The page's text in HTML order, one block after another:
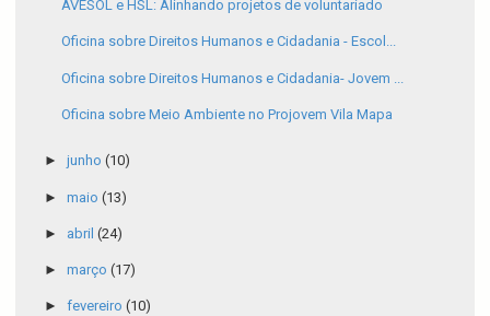
AVESOL e HSL: Alinhando projetos de voluntariado
Oficina sobre Direitos Humanos e Cidadania - Escol...
Oficina sobre Direitos Humanos e Cidadania- Jovem ...
Oficina sobre Meio Ambiente no Projovem Vila Mapa
► junho (10)
► maio (13)
► abril (24)
► março (17)
► fevereiro (10)